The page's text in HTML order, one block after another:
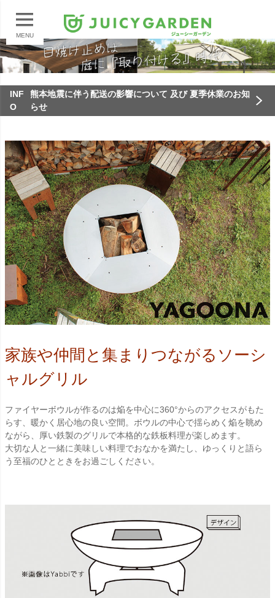
MENU
INF
O
熊本地震に伴う配送の影響について 及び 夏季休業のお知
らせ
家族や仲間と集まりつながるソーシ
ャルグリル
ファイヤーボウルが作るのは焔を中心に360°からのアクセスがもた
らす、暖かく居心地の良い空間。ボウルの中心で揺らめく焔を眺め
ながら、厚い鉄製のグリルで本格的な鉄板料理が楽しめます。
大切な人と一緒に美味しい料理でおなかを満たし、ゆっくりと語ら
う至福のひとときをお過ごしください。